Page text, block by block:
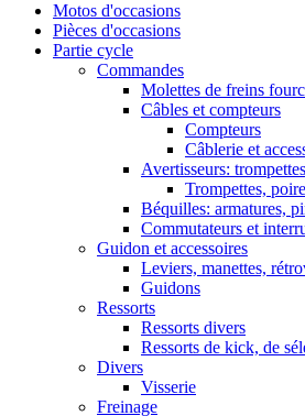
Motos d'occasions
Pièces d'occasions
Partie cycle
Commandes
Molettes de freins
Câbles et compteurs
Compteurs
Câblerie et
Avertisseurs:
Trompettes,
Béquilles: armatures,
Commutateurs et
Guidon et accessoires
Leviers, manettes,
Guidons
Ressorts
Ressorts divers
Ressorts de kick, de
Divers
Visserie
Freinage